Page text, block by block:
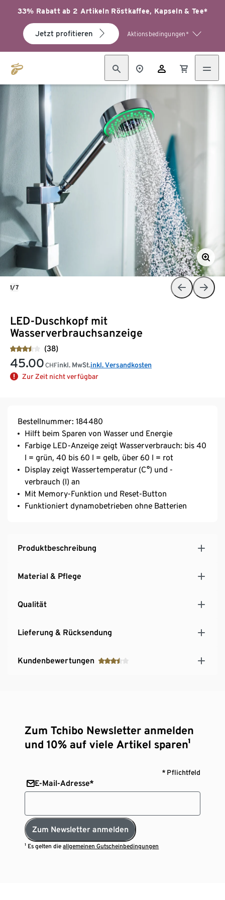
33% Rabatt ab 2 Artikeln Röstkaffee, Kapseln & Tee*
Jetzt profitieren Aktionsbedingungen*
LED-Duschkopf mit
Wasserverbrauchsanzeige
(38)
45.00 CHFinkl. MwSt.inkl. Versandkosten
Zur Zeit nicht verfügbar
1/7
Bestellnummer: 184480
Hilft beim Sparen von Wasser und Energie
Farbige LED-Anzeige zeigt Wasserverbrauch: bis 40
l = grün, 40 bis 60 l = gelb, über 60 l = rot
Display zeigt Wassertemperatur (C°) und -
verbrauch (l) an
Mit Memory-Funktion und Reset-Button
Funktioniert dynamobetrieben ohne Batterien
Produktbeschreibung
Material & Pflege
Qualität
Lieferung & Rücksendung
Kundenbewertungen
Zum Tchibo Newsletter anmelden
und 10% auf viele Artikel sparen¹
* Pflichtfeld
E-Mail-Adresse*
Zum Newsletter anmelden
¹ Es gelten dieallgemeinen Gutscheinbedingungen